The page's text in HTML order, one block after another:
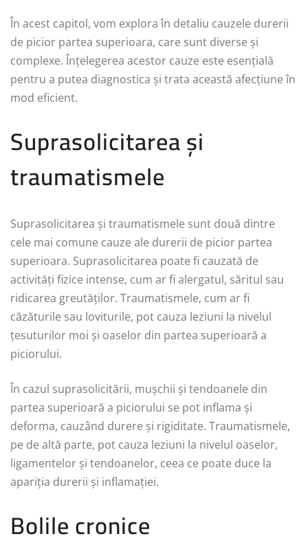
În acest capitol, vom explora în detaliu cauzele durerii
de picior partea superioara, care sunt diverse și
complexe. Înțelegerea acestor cauze este esențială
pentru a putea diagnostica și trata această afecțiune în
mod eficient.
Suprasolicitarea și
traumatismele
Suprasolicitarea și traumatismele sunt două dintre
cele mai comune cauze ale durerii de picior partea
superioara. Suprasolicitarea poate fi cauzată de
activități fizice intense, cum ar fi alergatul, săritul sau
ridicarea greutăților. Traumatismele, cum ar fi
căzăturile sau loviturile, pot cauza leziuni la nivelul
țesuturilor moi și oaselor din partea superioară a
piciorului.
În cazul suprasolicitării, mușchii și tendoanele din
partea superioară a piciorului se pot inflama și
deforma, cauzând durere și rigiditate. Traumatismele,
pe de altă parte, pot cauza leziuni la nivelul oaselor,
ligamentelor și tendoanelor, ceea ce poate duce la
apariția durerii și inflamației.
Bolile cronice